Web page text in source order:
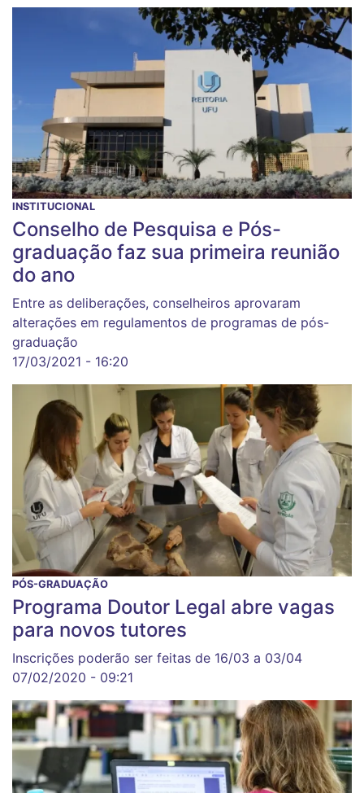
INSTITUCIONAL
Conselho de Pesquisa e Pós-
graduação faz sua primeira reunião
do ano
Entre as deliberações, conselheiros aprovaram
alterações em regulamentos de programas de pós-
graduação
17/03/2021 - 16:20
PÓS-GRADUAÇÃO
Programa Doutor Legal abre vagas
para novos tutores
Inscrições poderão ser feitas de 16/03 a 03/04
07/02/2020 - 09:21